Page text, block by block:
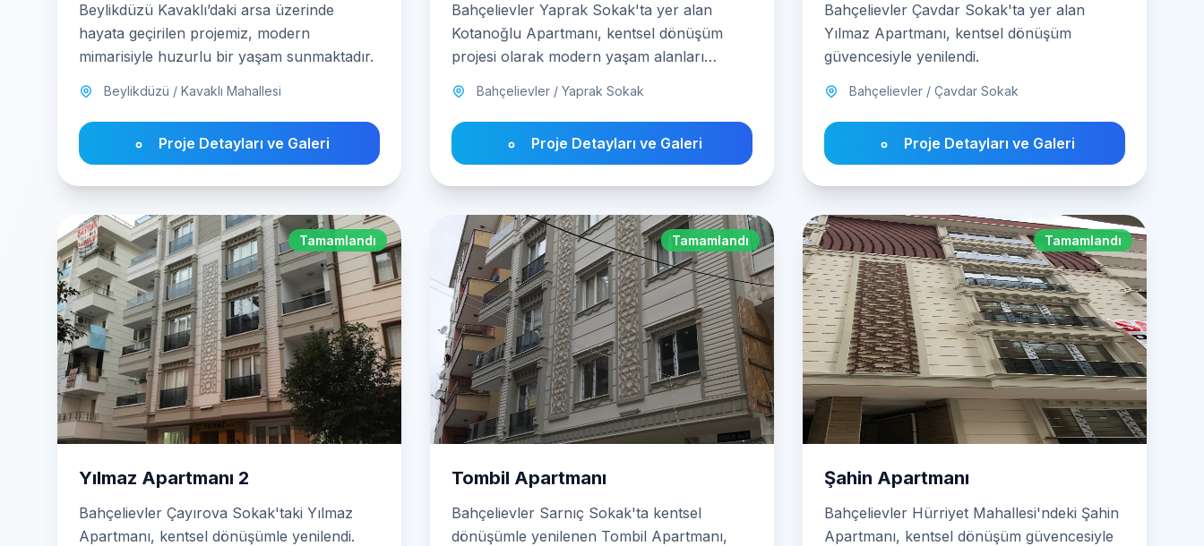
Beylikdüzü Kavaklı’daki arsa üzerinde
hayata geçirilen projemiz, modern
mimarisiyle huzurlu bir yaşam sunmaktadır.
Beylikdüzü / Kavaklı Mahallesi
Proje Detayları ve Galeri
Bahçelievler Yaprak Sokak'ta yer alan
Kotanoğlu Apartmanı, kentsel dönüşüm
projesi olarak modern yaşam alanları
Bahçelievler / Yaprak Sokak
Proje Detayları ve Galeri
Bahçelievler Çavdar Sokak'ta yer alan
Yılmaz Apartmanı, kentsel dönüşüm
güvencesiyle yenilendi.
Bahçelievler / Çavdar Sokak
Proje Detayları ve Galeri
Tamamlandı
Yılmaz Apartmanı 2
Bahçelievler Çayırova Sokak'taki Yılmaz
Apartmanı, kentsel dönüşümle yenilendi.
Tamamlandı
Tombil Apartmanı
Bahçelievler Sarnıç Sokak'ta kentsel
dönüşümle yenilenen Tombil Apartmanı,
Tamamlandı
Şahin Apartmanı
Bahçelievler Hürriyet Mahallesi'ndeki Şahin
Apartmanı, kentsel dönüşüm güvencesiyle